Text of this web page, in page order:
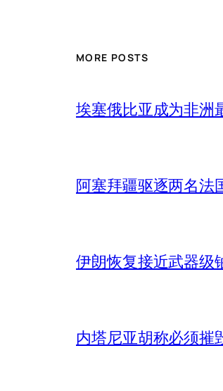
MORE POSTS
埃塞俄比亚成为非洲
阿塞拜疆驱逐两名法
伊朗恢复接近武器级
内塔尼亚胡称必须摧